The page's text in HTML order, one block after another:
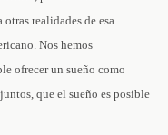
realidades de esa
Nos hemos
ofrecer un sueño como
que el sueño es posible